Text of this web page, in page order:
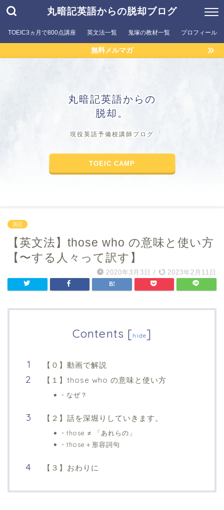
丸暗記英語からの脱却ブログ
TOEIC3ヵ月で800点講座 英文法一覧 鬼塚の教材一覧 プロフィール
無料メルマガ
丸暗記英語からの
脱却。
現役英語予備校講師ブログ
TOEIC CAMP
英語
【英文法】those who の意味と使い方
【〜する人々って訳す︎】
2020年3月3日 / 2023年2月11日
Contents [hide]
【０】動画で解説
【１】those who の意味と使い方
・なぜ？
【２】話を深堀りしていきます。
・those ≠ 「あれらの」
・those＋形容詞句
【３】おわりに